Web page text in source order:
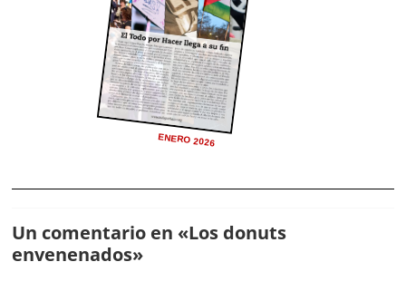
ENERO 2026
Un comentario en «Los donuts
envenenados»